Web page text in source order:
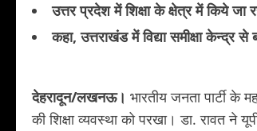
उत्तर प्रदेश में शिक्षा के क्षेत्र में किये जा
कहा, उत्तराखंड में विद्या समीक्षा केन्द्र से
देहरादून/लखनऊ। भारतीय जनता पार्टी
की शिक्षा व्यवस्था को परखा। डा. रावत ने